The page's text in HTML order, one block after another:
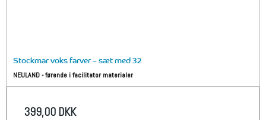
Stockmar voks farver – sæt med 32
NEULAND - førende i facilitator materialer
399,00 DKK